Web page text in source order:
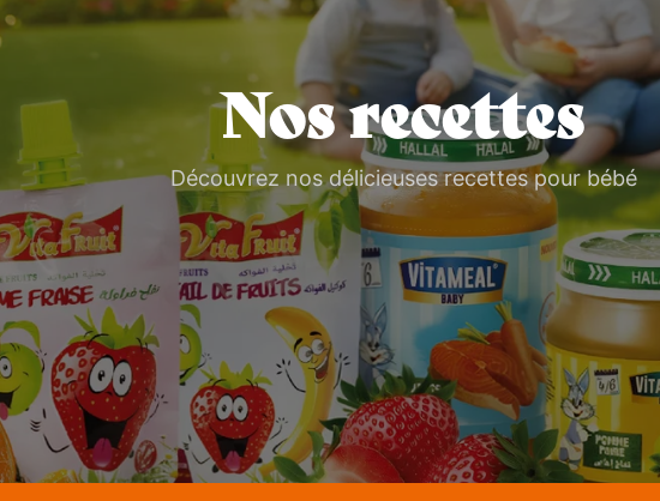
Nos recettes
Découvrez nos délicieuses recettes pour bébé